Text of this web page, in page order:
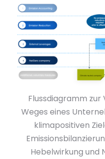
Flussdiagramm zur
Weges eines
klimapositiven
Hebelwirkung und